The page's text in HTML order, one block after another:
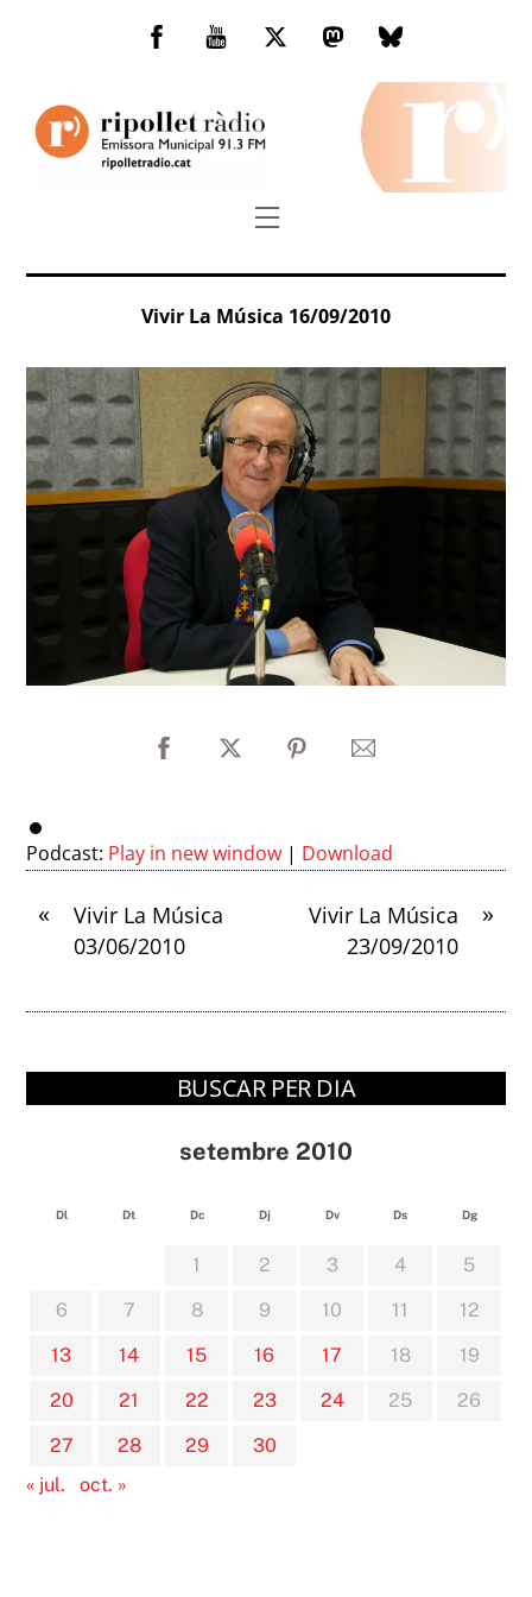
Facebook
You
TwitterMastodonBluesky
Menu
Vivir La Música 16/09/2010
Podcast: Play in new window | Download
«
Vivir La Música
03/06/2010
»
Vivir La Música
23/09/2010
BUSCAR PER DIA
setembre 2010
Dl Dt Dc Dj Dv Ds Dg
1 2 3 4
5
6
7 8 9 10 11
12
13
14 15 16 17 18
19
20
21 22 23 24 25
26
27
28 29
30
« jul.
oct. »